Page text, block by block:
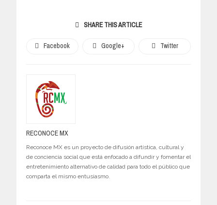
SHARE THIS ARTICLE
Facebook Google+ Twitter
RECONOCE MX
Reconoce MX es un proyecto de difusión artística, cultural y
de conciencia social que está enfocado a difundir y fomentar el
entretenimiento alternativo de calidad para todo el público que
comparta el mismo entusiasmo.